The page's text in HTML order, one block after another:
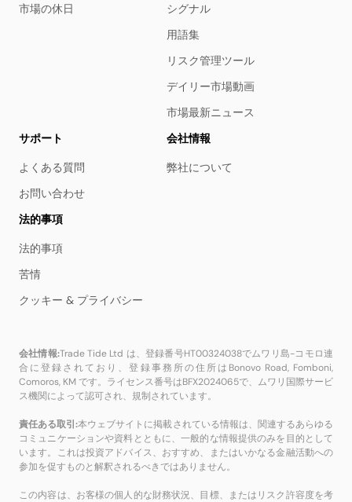
市場の休日
シグナル
用語集
リスク管理ツール
デイリー市場動画
市場最新ニュース
サポート
よくある質問
お問い合わせ
会社情報
弊社について
法的事項
法的事項
苦情
クッキー & プライバシー
会社情報:Trade Tide Ltd は、登録番号HT00324038でムワリ島-コモロ連
合に登録されており、登録事務所の住所はBonovo Road, Fomboni,
Comoros, KM です。ライセンス番号はBFX2024065で、ムワリ国際サービ
ス機関によって認可され、規制されています。
責任ある取引:本ウェブサイトに掲載されている情報は、関連するあらゆる
コミュニケーションや資料とともに、一般的な情報提供のみを目的として
います。これは投資アドバイス、おすすめ、またはいかなる金融活動への
参加を促すものと解釈されるべきではありません。
この内容は、お客様の個人的な財務状況、目標、またはリスク許容度を考